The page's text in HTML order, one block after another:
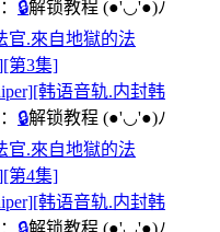
🔒解锁教程 (●'◡'●)ﾉ
官.來自地獄的法
第3集]
韩语音轨.内封韩
🔒解锁教程 (●'◡'●)ﾉ
官.來自地獄的法
第4集]
韩语音轨.内封韩